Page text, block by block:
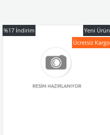
%17 İndirim
Ücretsiz Kargo
Yeni Ürün